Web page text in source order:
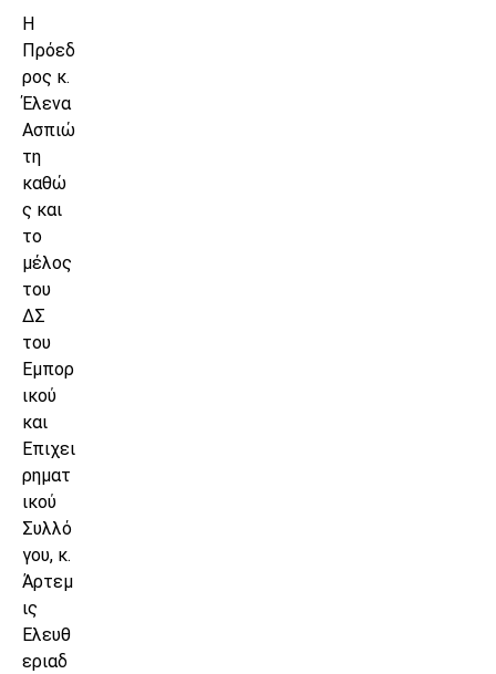
Η
Πρόεδ
ρος κ.
Έλενα
Ασπιώ
τη
καθώ
ς και
το
μέλος
του
ΔΣ
του
Εμπορ
ικού
και
Επιχει
ρηματ
ικού
Συλλό
γου, κ.
Άρτεμ
ις
Ελευθ
εριαδ